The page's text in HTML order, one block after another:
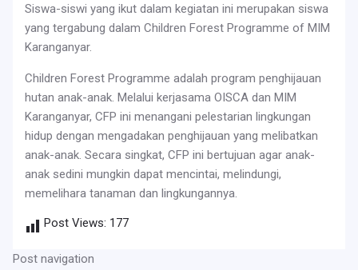
Siswa-siswi yang ikut dalam kegiatan ini merupakan siswa
yang tergabung dalam Children Forest Programme of MIM
Karanganyar.
Children Forest Programme adalah program penghijauan
hutan anak-anak. Melalui kerjasama OISCA dan MIM
Karanganyar, CFP ini menangani pelestarian lingkungan
hidup dengan mengadakan penghijauan yang melibatkan
anak-anak. Secara singkat, CFP ini bertujuan agar anak-
anak sedini mungkin dapat mencintai, melindungi,
memelihara tanaman dan lingkungannya.
Post Views: 177
Post navigation